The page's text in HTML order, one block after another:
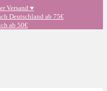
Versand ♥️
Deutschland ab 75€
ab 50€